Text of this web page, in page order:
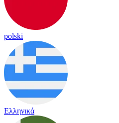
polski
Ελληνικά